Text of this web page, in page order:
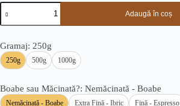
Gramaj: 250g
250g 500g 1000g
Boabe sau Măcinată?: Nemăcinată - Boabe
Nemăcinată - Boabe Extra Fină - Ibric Fină - Espresso
Cantitate
Dobro
-
Blend
Adaugă în coș